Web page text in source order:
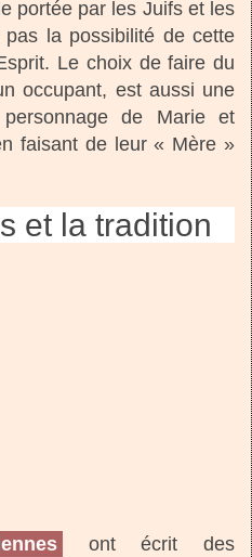
portée par les Juifs et les
la possibilité de cette
Le choix de faire du
occupant, est aussi une
de Marie et
faisant de leur « Mère »
et la tradition
ont écrit des